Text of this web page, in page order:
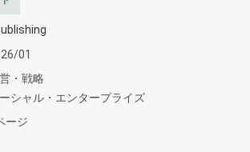
01
・戦略
シャル・エンタープライズ
ージ